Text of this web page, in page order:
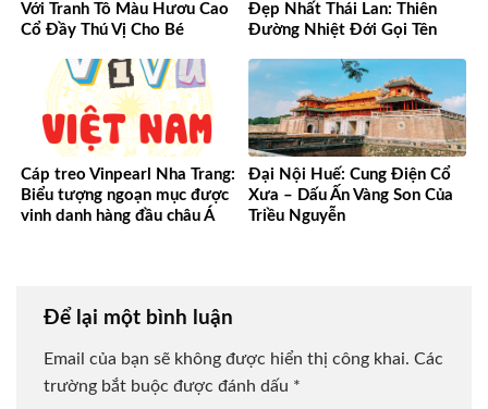
Với Tranh Tô Màu Hươu Cao
Cổ Đầy Thú Vị Cho Bé
Đẹp Nhất Thái Lan: Thiên
Đường Nhiệt Đới Gọi Tên
Cáp treo Vinpearl Nha Trang:
Biểu tượng ngoạn mục được
vinh danh hàng đầu châu Á
Đại Nội Huế: Cung Điện Cổ
Xưa – Dấu Ấn Vàng Son Của
Triều Nguyễn
Để lại một bình luận
Email của bạn sẽ không được hiển thị công khai. Các
trường bắt buộc được đánh dấu *